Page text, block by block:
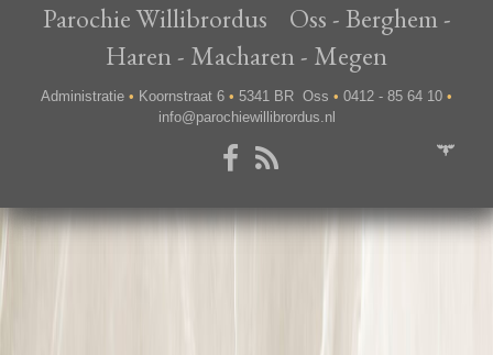
Parochie Willibrordus Oss - Berghem -
Haren - Macharen - Megen
Administratie • Koornstraat 6 • 5341 BR Oss • 0412 - 85 64 10 •
info@parochiewillibrordus.nl